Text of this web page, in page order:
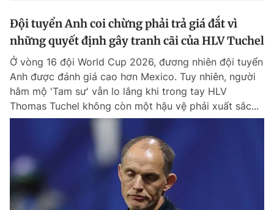
Đội tuyển Anh coi chừng phải trả giá đắt vì
những quyết định gây tranh cãi của HLV Tuchel
Ở vòng 16 đội World Cup 2026, đương nhiên đội tuyển
Anh được đánh giá cao hơn Mexico. Tuy nhiên, người
hâm mộ 'Tam sư' vẫn lo lắng khi trong tay HLV
Thomas Tuchel không còn một hậu vệ phải xuất sắc...